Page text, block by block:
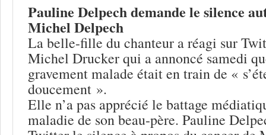
Pauline Delpech demande le silence
Michel Delpech
La belle-fille du chanteur a réagi sur
Michel Drucker qui a annoncé samedi
gravement malade était en train de «
doucement ».
Elle n’a pas apprécié le battage
maladie de son beau-père. Pauline